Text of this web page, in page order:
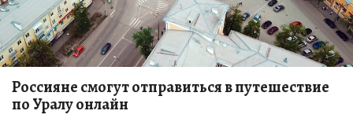
Россияне смогут отправиться в путешествие
по Уралу онлайн